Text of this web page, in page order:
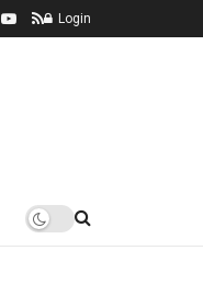
Login